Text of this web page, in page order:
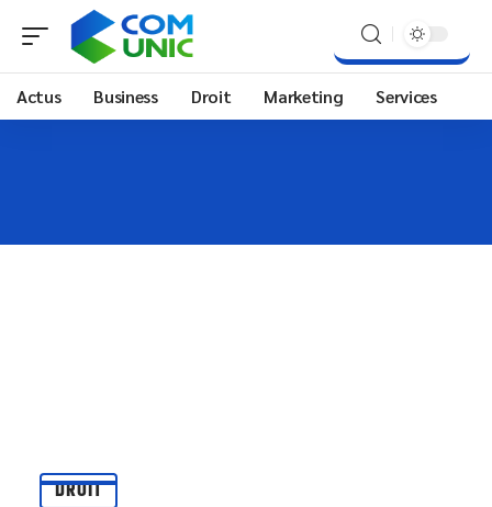
Actus Business Droit Marketing Services
DROIT